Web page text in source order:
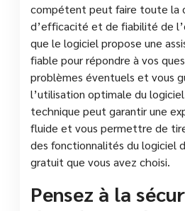
compétent peut faire toute la
d’efficacité et de fiabilité de
que le logiciel propose une
fiable pour répondre à vos
problèmes éventuels et vous
l’utilisation optimale du
technique peut garantir une
fluide et vous permettre de
des fonctionnalités du logiciel
gratuit que vous avez choisi.
Pensez à la